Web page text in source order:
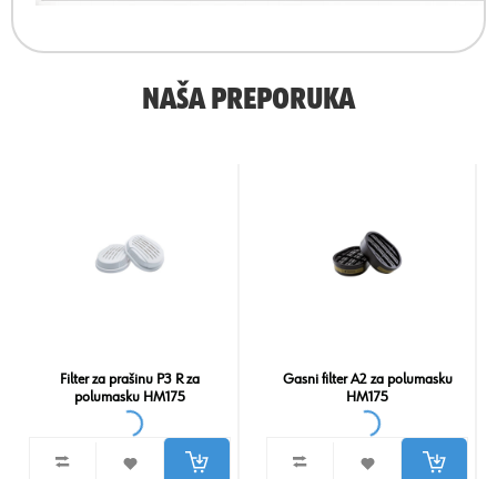
NAŠA PREPORUKA
Filter za prašinu P3 R za
polumasku HM175
Gasni filter A2 za polumasku
HM175